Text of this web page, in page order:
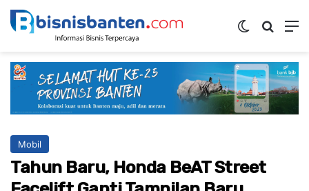
Switch skin
Mobil
Tahun Baru, Honda BeAT Street